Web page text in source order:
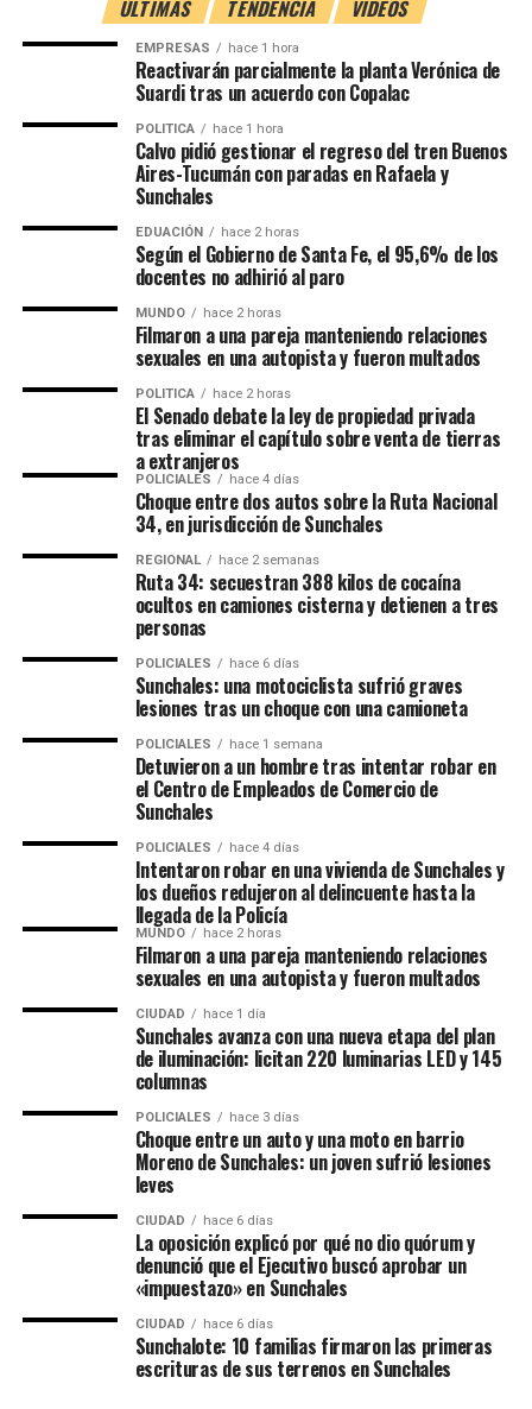
De acuerdo con el informe, esa disminución equivale a una
pérdida aproximada de$627.188 millones
conjunto de las jurisdicciones provinciales.
Fuente: NA
transporte y comercios
La expansión de los medios de pago digitales también
llegó al transporte público. Actualmente,el 42% de los
usuarios ya paga sus viajes con tarjetas o celulares
mediante tecnología contactless .
Los pagos electrónicos también ganan espacio en:
Compras en comercios de barrio (40%).
Envío de dinero entre familiares y amigos
(47%).
En este último caso, las aplicaciones desplazaron tanto a
las transferencias bancarias tradicionales (15%) como al
efectivo (11%).
El desafío: más comercios
aceptando pagos digitales
A pesar del fuerte crecimiento, todavía existen obstáculos
para abandonar completamente el efectivo. El informe
el 84% de los argentinos considera
necesario que más comercios acepten pagos
electrónicos.
Desde Mastercard destacaron que el desafío ya no pasa
solamente por ampliar el acceso a estas herramientas,
sino por ofrecerexperiencias cada vez más simples,
rápidas y seguraspara los usuarios.
Aumenta el uso, pero aún falta
educación financiera
El estudio también revela diferencias en el nivel de
conocimiento financiero.
Mientras que la mayoría de los usuarios entiende el
funcionamiento de:
Tarjetas de débito (65%).
Billeteras virtuales (61%).
Tarjetas de crédito (56%).
El conocimiento disminuye cuando se trata de productos
bancarios tradicionales, ya quesolo el 47% comprende
ÚLTIMAS TENDENCIA VIDEOS
EMPRESAS hace 1 hora
Reactivarán parcialmente la planta Verónica de
Suardi tras un acuerdo con Copalac
POLITICA hace 1 hora
Calvo pidió gestionar el regreso del tren Buenos
Aires-Tucumán con paradas en Rafaela y
Sunchales
EDUACIÓN hace 2 horas
Según el Gobierno de Santa Fe, el 95,6% de los
docentes no adhirió al paro
MUNDO hace 2 horas
Filmaron a una pareja manteniendo relaciones
sexuales en una autopista y fueron multados
POLITICA hace 2 horas
El Senado debate la ley de propiedad privada
tras eliminar el capítulo sobre venta de tierras
a extranjeros
POLICIALES hace 4 días
Choque entre dos autos sobre la Ruta Nacional
34, en jurisdicción de Sunchales
REGIONAL hace 2 semanas
Ruta 34: secuestran 388 kilos de cocaína
ocultos en camiones cisterna y detienen a tres
personas
POLICIALES hace 6 días
Sunchales: una motociclista sufrió graves
lesiones tras un choque con una camioneta
POLICIALES hace 1 semana
Detuvieron a un hombre tras intentar robar en
el Centro de Empleados de Comercio de
Sunchales
POLICIALES hace 4 días
Intentaron robar en una vivienda de Sunchales y
los dueños redujeron al delincuente hasta la
llegada de la Policía
MUNDO hace 2 horas
Filmaron a una pareja manteniendo relaciones
sexuales en una autopista y fueron multados
CIUDAD hace 1 día
Sunchales avanza con una nueva etapa del plan
de iluminación: licitan 220 luminarias LED y 145
columnas
POLICIALES hace 3 días
Choque entre un auto y una moto en barrio
Moreno de Sunchales: un joven sufrió lesiones
leves
CIUDAD hace 6 días
La oposición explicó por qué no dio quórum y
denunció que el Ejecutivo buscó aprobar un
«impuestazo» en Sunchales
CIUDAD hace 6 días
Sunchalote: 10 familias firmaron las primeras
escrituras de sus terrenos en Sunchales